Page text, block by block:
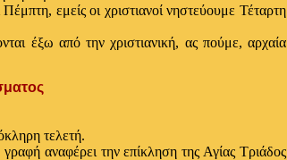
εμείς οι χριστιανοί νηστεύουμε Τέταρτη
έξω από την χριστιανική, ας πούμε, αρχαία
τελετή.
αναφέρει την επίκληση της Αγίας Τριάδος